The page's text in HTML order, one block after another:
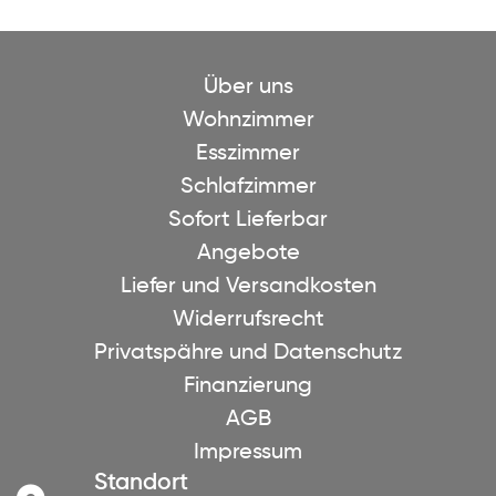
Über uns
Wohnzimmer
Esszimmer
Schlafzimmer
Sofort Lieferbar
Angebote
Liefer und Versandkosten
Widerrufsrecht
Privatspähre und Datenschutz
Finanzierung
AGB
Impressum
Standort